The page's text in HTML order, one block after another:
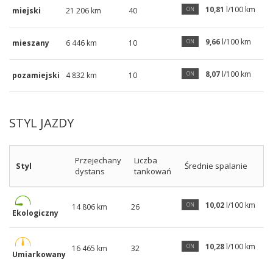
miejski 21 206 km 40 ON 10,81 l/100 km
mieszany 6 446 km 10 ON 9,66 l/100 km
pozamiejski 4 832 km 10 ON 8,07 l/100 km
STYL JAZDY
Styl
Przejechany
dystans
Liczba
tankowań
Średnie spalanie
Ekologiczny
14 806 km 26 ON 10,02 l/100 km
Umiarkowany
16 465 km 32 ON 10,28 l/100 km